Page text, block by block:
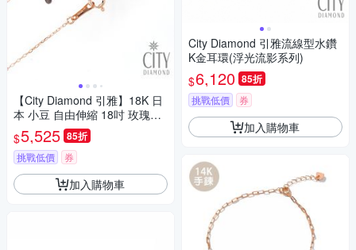
【City Diamond 引雅】18K 日
本 小豆 自由伸縮 18吋 玫瑰金
項鍊 (東京Yuki表參道系列)
$5,525 85折
挑戰低價 券
加入購物車
City Diamond 引雅流線型水鑽
K金耳環(浮光流影系列)
$6,120 85折
挑戰低價 券
加入購物車